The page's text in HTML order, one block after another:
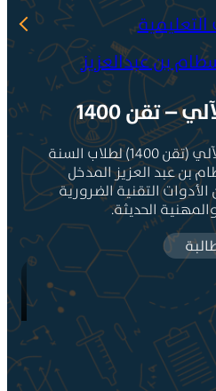
بن عبدالعزيز
1400
يعد مقرر مهارات الحاسب الآلي (تقن 1400) لطلاب السنة
عبد العزيز المدخل
التقنية الضرورية
الحديثة.